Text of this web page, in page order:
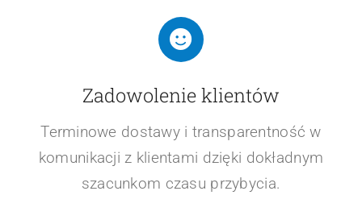
Zadowolenie klientów
Terminowe dostawy i transparentność w
komunikacji z klientami dzięki dokładnym
szacunkom czasu przybycia.